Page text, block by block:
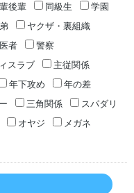
後輩 同級生
学園
ヤクザ・裏組織
医者
警察
スラブ
主従関係
年下攻め
年の差
三角関係
スパダリ
オヤジ
メガネ